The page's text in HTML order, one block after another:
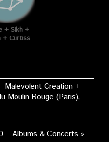
+ Sikh +
+ Curtiss
Creation +
Moulin Rouge (Paris),
– Albums & Concerts »